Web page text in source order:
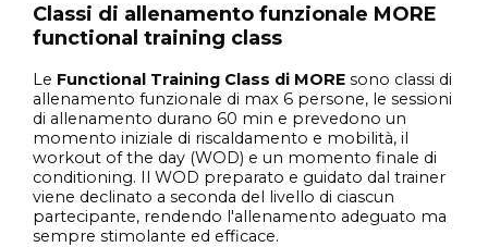
Classi di allenamento funzionale MORE
functional training class
Le Functional Training Class di MORE sono classi di
allenamento funzionale di max 6 persone, le sessioni
di allenamento durano 60 min e prevedono un
momento iniziale di riscaldamento e mobilità, il
workout of the day (WOD) e un momento finale di
conditioning. Il WOD preparato e guidato dal trainer
viene declinato a seconda del livello di ciascun
partecipante, rendendo l'allenamento adeguato ma
sempre stimolante ed efficace.